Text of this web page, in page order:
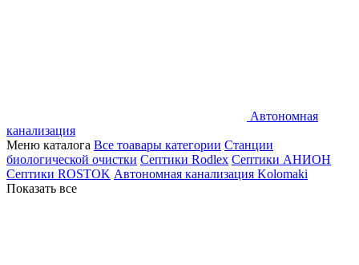
Автономная
канализация
Меню каталога Все тоавары категории Станции
биологической очистки Септики Rodlex Септики АНИОН
Септики ROSTOK Автономная канализация Kolomaki
Показать все